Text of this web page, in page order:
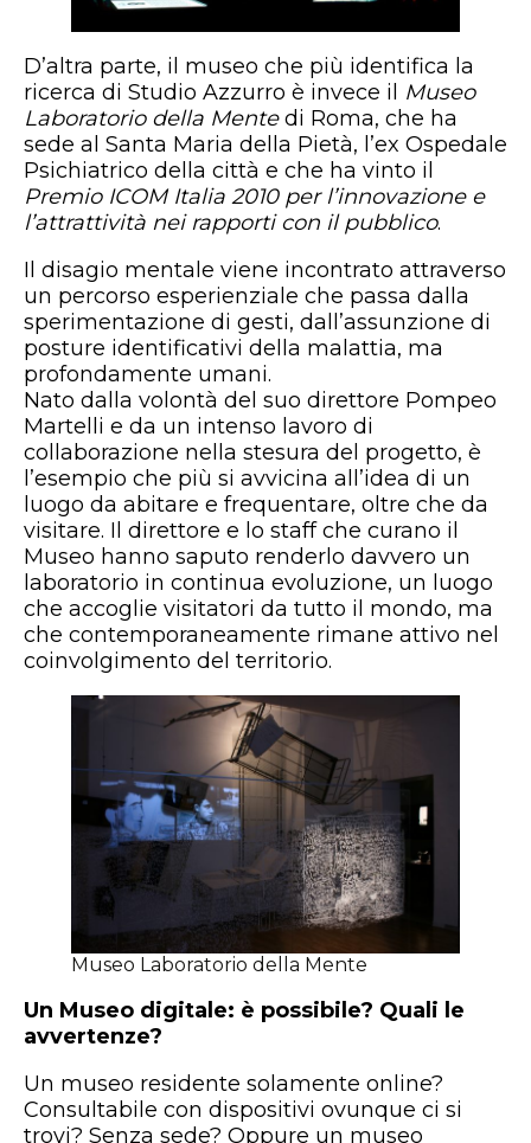
D’altra parte, il museo che più identifica la
ricerca di Studio Azzurro è invece il Museo
Laboratorio della Mentedi Roma, che ha
sede al Santa Maria della Pietà, l’ex Ospedale
Psichiatrico della città e che ha vinto il
Premio ICOM Italia 2010 per l’innovazione e
l’attrattività nei rapporti con il pubblico.
Il disagio mentale viene incontrato attraverso
un percorso esperienziale che passa dalla
sperimentazione di gesti, dall’assunzione di
posture identificativi della malattia, ma
profondamente umani.
Nato dalla volontà del suo direttore Pompeo
Martelli e da un intenso lavoro di
collaborazione nella stesura del progetto, è
l’esempio che più si avvicina all’idea di un
luogo da abitare e frequentare, oltre che da
visitare. Il direttore e lo staff che curano il
Museo hanno saputo renderlo davvero un
laboratorio in continua evoluzione, un luogo
che accoglie visitatori da tutto il mondo, ma
che contemporaneamente rimane attivo nel
coinvolgimento del territorio.
Museo Laboratorio della Mente
Un Museo digitale: è possibile? Quali le
avvertenze?
Un museo residente solamente online?
Consultabile con dispositivi ovunque ci si
trovi? Senza sede? Oppure un museo